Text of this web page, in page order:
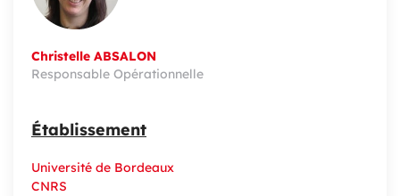
Christelle ABSALON
Responsable Opérationnelle
Établissement
Université de Bordeaux
CNRS